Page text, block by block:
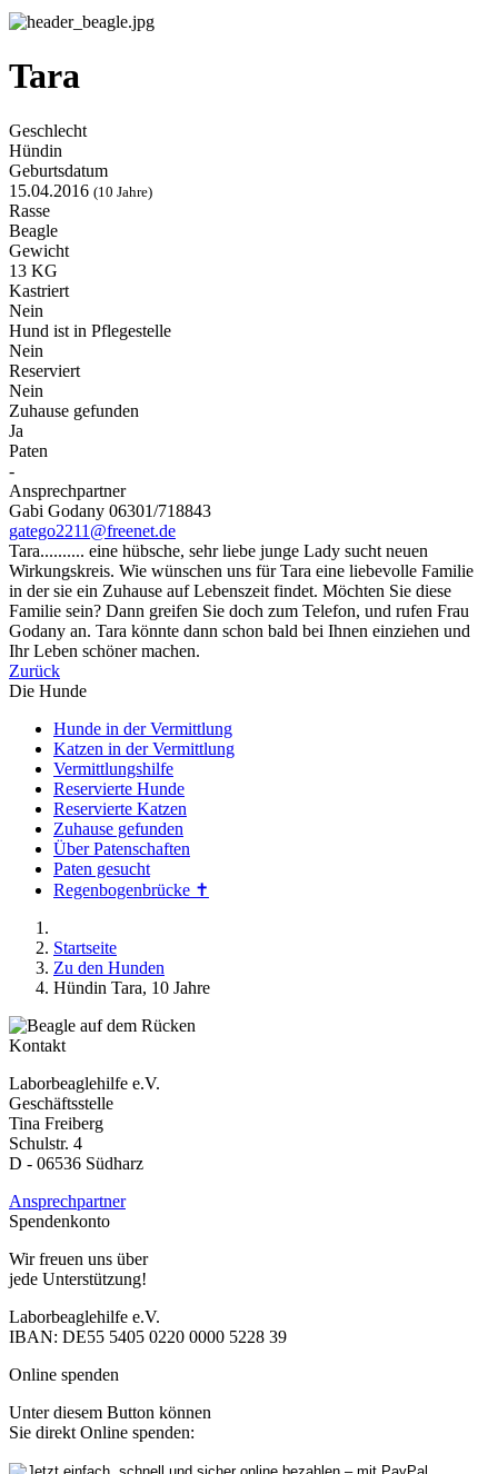
Tara
Geschlecht
Hündin
Geburtsdatum
15.04.2016 (10 Jahre)
Rasse
Beagle
Gewicht
13 KG
Kastriert
Nein
Hund ist in Pflegestelle
Nein
Reserviert
Nein
Zuhause gefunden
Ja
Paten
-
Ansprechpartner
Gabi Godany 06301/718843
gatego2211@freenet.de
Tara.......... eine hübsche, sehr liebe junge Lady sucht neuen
Wirkungskreis. Wie wünschen uns für Tara eine liebevolle Familie
in der sie ein Zuhause auf Lebenszeit findet. Möchten Sie diese
Familie sein? Dann greifen Sie doch zum Telefon, und rufen Frau
Godany an. Tara könnte dann schon bald bei Ihnen einziehen und
Ihr Leben schöner machen.
Zurück
Die Hunde
Hunde in der Vermittlung
Katzen in der Vermittlung
Vermittlungshilfe
Reservierte Hunde
Reservierte Katzen
Zuhause gefunden
Über Patenschaften
Paten gesucht
Regenbogenbrücke ✝
Startseite
Zu den Hunden
Hündin Tara, 10 Jahre
Kontakt
Laborbeaglehilfe e.V.
Geschäftsstelle
Tina Freiberg
Schulstr. 4
D - 06536 Südharz
Ansprechpartner
Spendenkonto
Wir freuen uns über
jede Unterstützung!
Laborbeaglehilfe e.V.
IBAN: DE55 5405 0220 0000 5228 39
Online spenden
Unter diesem Button können
Sie direkt Online spenden: